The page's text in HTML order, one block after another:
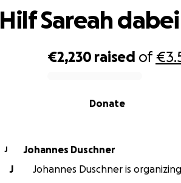
€2,230 raised of
Donate
Hilf Sareah
J
Johannes Duschner
J
Johannes Duschner is